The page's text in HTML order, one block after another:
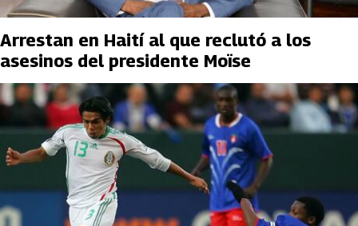
Arrestan en Haití al que reclutó a los
asesinos del presidente Moïse